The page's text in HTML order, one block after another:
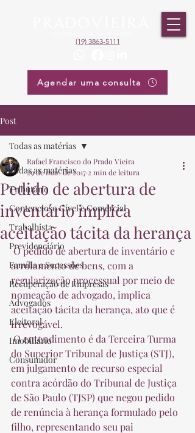
(19) 3863-5111
Agendar uma consulta
Post
Todas as matérias
Tributário
Contencioso Cível e Comercial
Trabalhista
Previdenciário
Família e Sucessões
Recuperação de Empresas
Advogados
Eleitoral
Imobiliário
Consumidor
Todas as matérias
Pedido de abertura de
inventário implica
aceitação tácita da herança
Rafael Francisco do Prado Vieira
29 de mar. de 2017 2 min de leitura
O pedido de abertura de inventário e
arrolamento de bens, com a
regularização processual por meio de
nomeação de advogado, implica
aceitação tácita da herança, ato que é
irrevogável.
O entendimento é da Terceira Turma
do Superior Tribunal de Justiça (STJ),
em julgamento de recurso especial
contra acórdão do Tribunal de Justiça
de São Paulo (TJSP) que negou pedido
de renúncia à herança formulado pelo
filho, representando seu pai